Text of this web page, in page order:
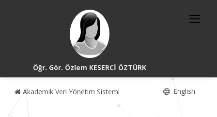
Öğr. Gör. Özlem KESERCİ ÖZTÜRK
Akademik Veri Yönetim Sistemi English